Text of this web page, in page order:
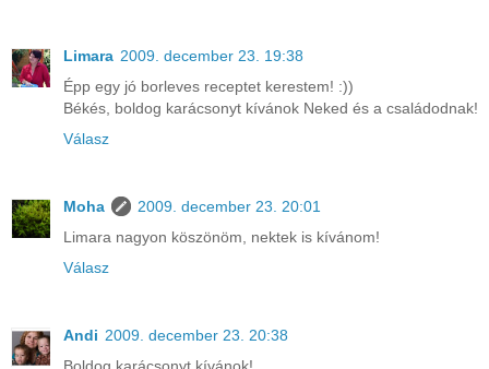
Limara 2009. december 23. 19:38
Épp egy jó borleves receptet kerestem! :))
Békés, boldog karácsonyt kívánok Neked és a családodnak!
Válasz
Moha
2009. december 23. 20:01
Limara nagyon köszönöm, nektek is kívánom!
Válasz
Andi 2009. december 23. 20:38